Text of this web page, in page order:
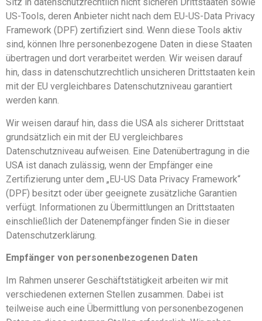
Sitz in datenschutzrechtlich nicht sicheren Drittstaaten sowie
US-Tools, deren Anbieter nicht nach dem EU-US-Data Privacy
Framework (DPF) zertifiziert sind. Wenn diese Tools aktiv
sind, können Ihre personenbezogene Daten in diese Staaten
übertragen und dort verarbeitet werden. Wir weisen darauf
hin, dass in datenschutzrechtlich unsicheren Drittstaaten kein
mit der EU vergleichbares Datenschutzniveau garantiert
werden kann.
Wir weisen darauf hin, dass die USA als sicherer Drittstaat
grundsätzlich ein mit der EU vergleichbares
Datenschutzniveau aufweisen. Eine Datenübertragung in die
USA ist danach zulässig, wenn der Empfänger eine
Zertifizierung unter dem „EU-US Data Privacy Framework“
(DPF) besitzt oder über geeignete zusätzliche Garantien
verfügt. Informationen zu Übermittlungen an Drittstaaten
einschließlich der Datenempfänger finden Sie in dieser
Datenschutzerklärung.
Empfänger von personenbezogenen Daten
Im Rahmen unserer Geschäftstätigkeit arbeiten wir mit
verschiedenen externen Stellen zusammen. Dabei ist
teilweise auch eine Übermittlung von personenbezogenen